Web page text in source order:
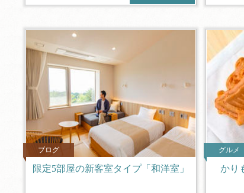
ブログ
限定5部屋の新客室タイプ「和洋室」
グルメ
かり